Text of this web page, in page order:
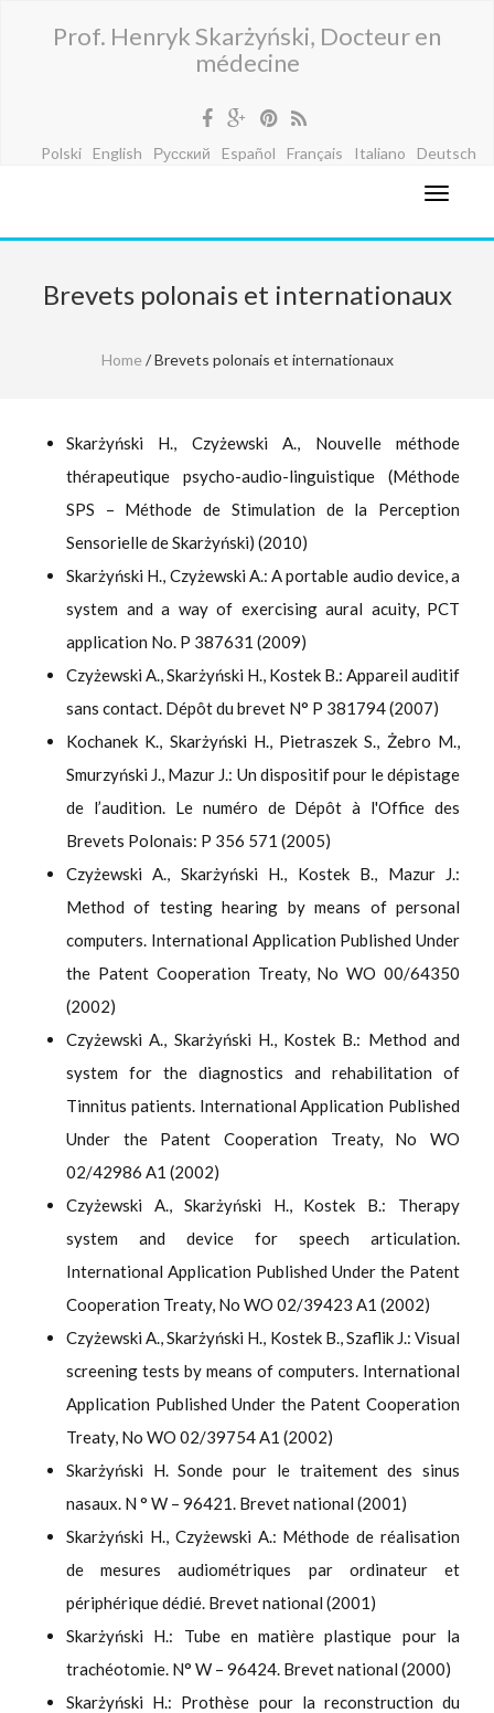
Prof. Henryk Skarżyński, Docteur en
médecine
Polski English Русский Español Français Italiano Deutsch
Brevets polonais et internationaux
Home / Brevets polonais et internationaux
Skarżyński H., Czyżewski A., Nouvelle méthode
thérapeutique psycho-audio-linguistique (Méthode
SPS – Méthode de Stimulation de la Perception
Sensorielle de Skarżyński) (2010)
Skarżyński H., Czyżewski A.: A portable audio device, a
system and a way of exercising aural acuity, PCT
application No. P 387631 (2009)
Czyżewski A., Skarżyński H., Kostek B.: Appareil auditif
sans contact. Dépôt du brevet N° P 381794 (2007)
Kochanek K., Skarżyński H., Pietraszek S., Żebro M.,
Smurzyński J., Mazur J.: Un dispositif pour le dépistage
de l’audition. Le numéro de Dépôt à l'Office des
Brevets Polonais: P 356 571 (2005)
Czyżewski A., Skarżyński H., Kostek B., Mazur J.:
Method of testing hearing by means of personal
computers. International Application Published Under
the Patent Cooperation Treaty, No WO 00/64350
(2002)
Czyżewski A., Skarżyński H., Kostek B.: Method and
system for the diagnostics and rehabilitation of
Tinnitus patients. International Application Published
Under the Patent Cooperation Treaty, No WO
02/42986 A1 (2002)
Czyżewski A., Skarżyński H., Kostek B.: Therapy
system and device for speech articulation.
International Application Published Under the Patent
Cooperation Treaty, No WO 02/39423 A1 (2002)
Czyżewski A., Skarżyński H., Kostek B., Szaflik J.: Visual
screening tests by means of computers. International
Application Published Under the Patent Cooperation
Treaty, No WO 02/39754 A1 (2002)
Skarżyński H. Sonde pour le traitement des sinus
nasaux. N ° W – 96421. Brevet national (2001)
Skarżyński H., Czyżewski A.: Méthode de réalisation
de mesures audiométriques par ordinateur et
périphérique dédié. Brevet national (2001)
Skarżyński H.: Tube en matière plastique pour la
trachéotomie. N° W – 96424. Brevet national (2000)
Skarżyński H.: Prothèse pour la reconstruction du